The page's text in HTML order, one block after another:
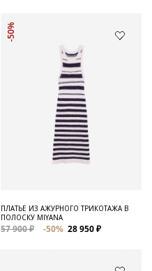
-50%
ПЛАТЬЕ ИЗ АЖУРНОГО ТРИКОТАЖА В
ПОЛОСКУ MIYANA
57 900 ₽ -50% 28 950 ₽